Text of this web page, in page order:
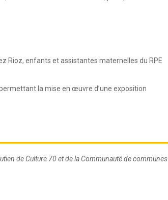
Rioz, enfants et assistantes maternelles du RPE
la mise en œuvre d’une exposition
de Culture 70 et de la Communauté de communes